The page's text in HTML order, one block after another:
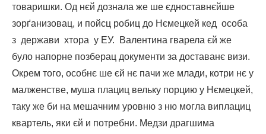
товаришки. Од нєй дознала же ше єдноставнєйше
зорґанизовац, и пойсц робиц до Нємецкей кед особа
з держави хтора у ЕУ. Валентина гварела єй же
було напорне позберац документи за доставанє визи.
Окрем того, особнє ше єй нє пачи же млади, котри нє у
малженстве, муша плациц вельку порцию у Нємецкей,
таку же би на мешачним уровню з ню могла виплациц
квартель, яки єй и потребни. Медзи драгшима